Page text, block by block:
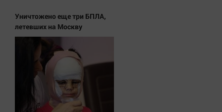
Уничтожено еще три БПЛА,
летевших на Москву